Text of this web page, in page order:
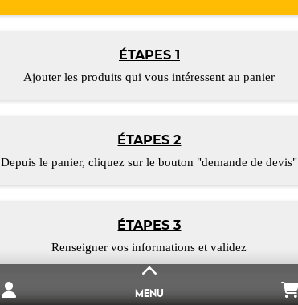
MENU
ÉTAPES 1
Ajouter les produits qui vous intéressent au panier
ÉTAPES 2
Depuis le panier, cliquez sur le bouton "demande de devis"
ÉTAPES 3
Renseigner vos informations et validez